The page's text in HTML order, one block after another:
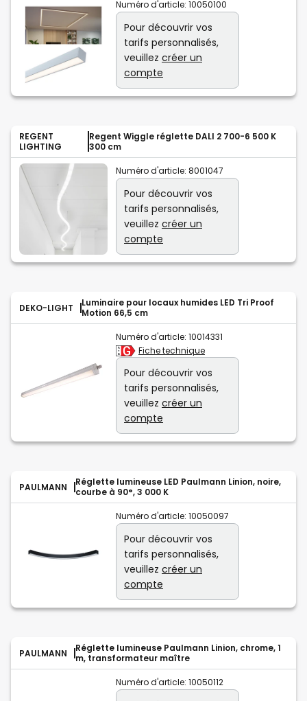
Numéro d'article: 10050100
Pour découvrir vos
tarifs personnalisés,
veuillez créer un
compte
REGENT
LIGHTING
Regent Wiggle réglette DALI 2 700-6 500 K
300 cm
Numéro d'article: 8001047
Pour découvrir vos
tarifs personnalisés,
veuillez créer un
compte
DEKO-LIGHT
Luminaire pour locaux humides LED Tri Proof
Motion 66,5 cm
Numéro d'article: 10014331
Fiche technique
Pour découvrir vos
tarifs personnalisés,
veuillez créer un
compte
PAULMANN
Réglette lumineuse LED Paulmann Linion, noire,
courbe à 90°, 3 000 K
Numéro d'article: 10050097
Pour découvrir vos
tarifs personnalisés,
veuillez créer un
compte
PAULMANN
Réglette lumineuse Paulmann Linion, chrome, 1
m, transformateur maître
Numéro d'article: 10050112